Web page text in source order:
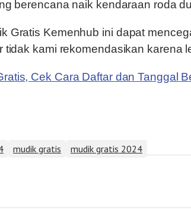
berencana naik kendaraan roda
Gratis Kemenhub ini dapat
kami rekomendasikan karena
Cek Cara Daftar dan Tanggal
mudik gratis
mudik gratis 2024